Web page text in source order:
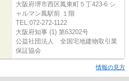
大阪府堺市西区鳳東町５丁423-6 シ
ャルマン鳳駅前 １階
TEL:072-272-1122
大阪府知事 (1) 第63202号
公益社団法人 全国宅地建物取引業
保証協会
情報の見方